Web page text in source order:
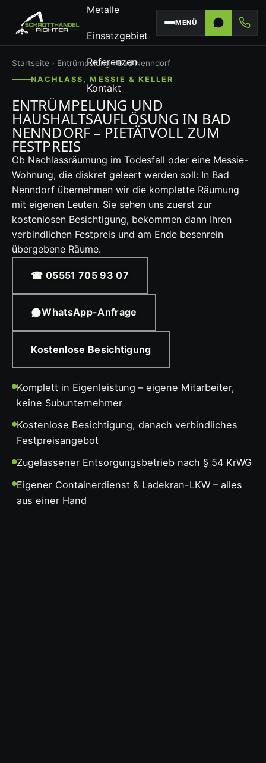
Metalle
Einsatzgebiet
Referenzen
Kontakt
MENÜ
Startseite › Entrümpelung› Bad Nenndorf
NACHLASS, MESSIE & KELLER
ENTRÜMPELUNG UND
HAUSHALTSAUFLÖSUNG IN BAD
NENNDORF – PIETÄTVOLL ZUM
FESTPREIS
Ob Nachlassräumung im Todesfall oder eine Messie-
Wohnung, die diskret geleert werden soll: In Bad
Nenndorf übernehmen wir die komplette Räumung
mit eigenen Leuten. Sie sehen uns zuerst zur
kostenlosen Besichtigung, bekommen dann Ihren
verbindlichen Festpreis und am Ende besenrein
übergebene Räume.
☎ 05551 705 93 07
WhatsApp-Anfrage
Kostenlose Besichtigung
Komplett in Eigenleistung – eigene Mitarbeiter,
keine Subunternehmer
Kostenlose Besichtigung, danach verbindliches
Festpreisangebot
Zugelassener Entsorgungsbetrieb nach § 54 KrWG
Eigener Containerdienst & Ladekran-LKW – alles
aus einer Hand